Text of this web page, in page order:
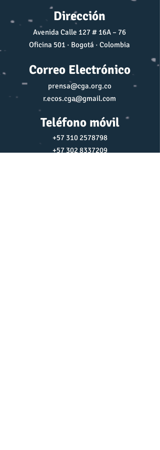
Dirección
Avenida Calle 127 # 16A – 76
Oficina 501 · Bogotá · Colombia
Correo Electrónico
prensa@cga.org.co
r.ecos.cga@gmail.com
Teléfono móvil
+57 310 2578798
+57 302 8337209